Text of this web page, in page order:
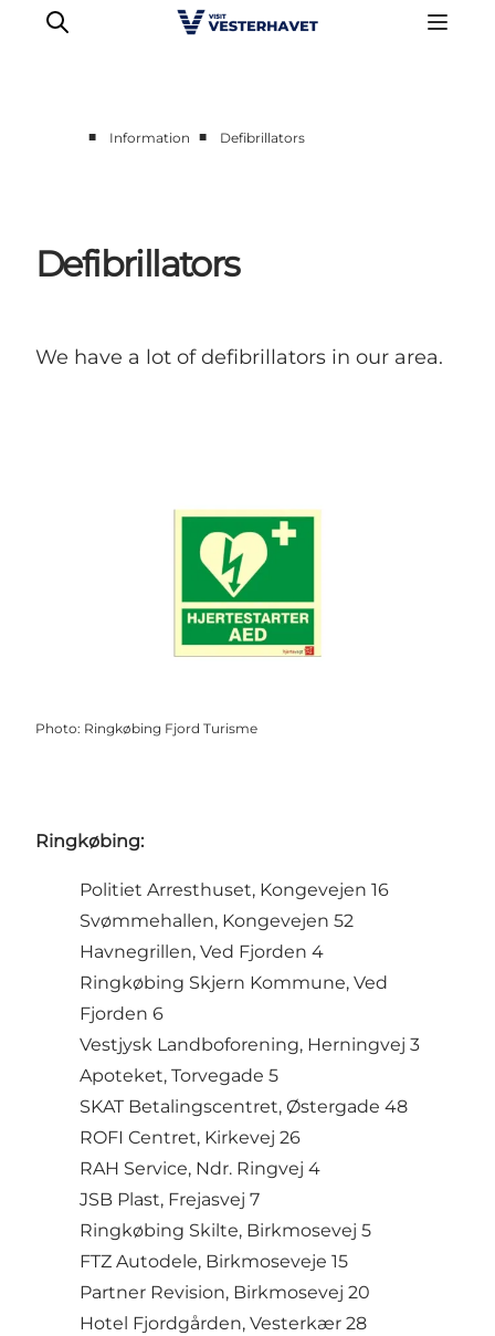
Our cities
Food & accommodation
Plan your trip
■ Information ■ Defibrillators
Defibrillators
We have a lot of defibrillators in our area.
Photo: Ringkøbing Fjord Turisme
Ringkøbing:
Politiet Arresthuset, Kongevejen 16
Svømmehallen, Kongevejen 52
Havnegrillen, Ved Fjorden 4
Ringkøbing Skjern Kommune, Ved
Fjorden 6
Vestjysk Landboforening, Herningvej 3
Apoteket, Torvegade 5
SKAT Betalingscentret, Østergade 48
ROFI Centret, Kirkevej 26
RAH Service, Ndr. Ringvej 4
JSB Plast, Frejasvej 7
Ringkøbing Skilte, Birkmosevej 5
FTZ Autodele, Birkmoseveje 15
Partner Revision, Birkmosevej 20
Hotel Fjordgården, Vesterkær 28